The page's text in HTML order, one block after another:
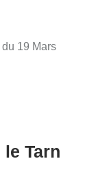
19 Mars
Tarn